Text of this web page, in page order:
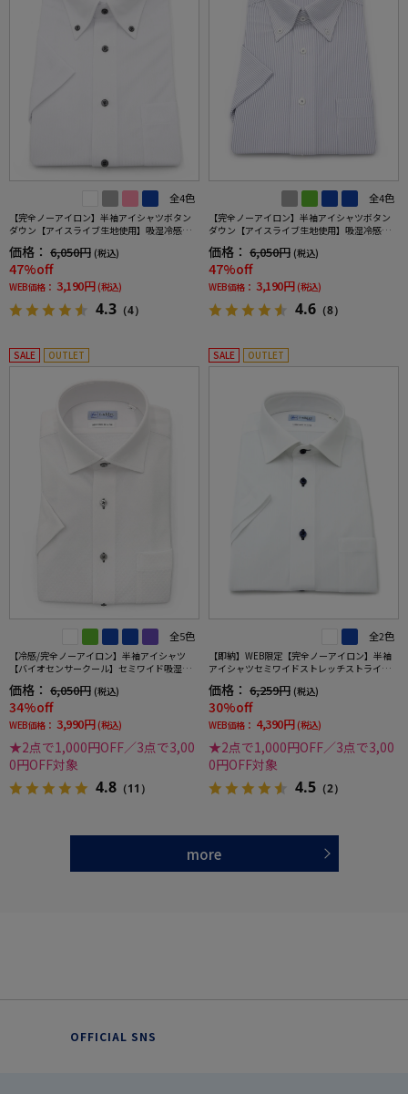
全4色
【完全ノーアイロン】半袖アイシャツボタン
ダウン【アイスライブ生地使用】吸湿冷感シ
価格： 6,050円 (税込)
47%off
WEB価格： 3,190円 (税込)
4.3 （4）
全4色
【完全ノーアイロン】半袖アイシャツボタン
ダウン【アイスライブ生地使用】吸湿冷感ス
価格： 6,050円 (税込)
47%off
WEB価格： 3,190円 (税込)
4.6 （8）
SALE OUTLET
全5色
【冷感/完全ノーアイロン】半袖アイシャツ
【バイオセンサークール】セミワイド吸湿冷
価格： 6,050円 (税込)
34%off
WEB価格： 3,990円 (税込)
★2点で1,000円OFF／3点で3,00
0円OFF対象
4.8 （11）
SALE OUTLET
全2色
【即納】WEB限定【完全ノーアイロン】半袖
アイシャツセミワイドストレッチストライプi-
価格： 6,259円 (税込)
30%off
WEB価格： 4,390円 (税込)
★2点で1,000円OFF／3点で3,00
0円OFF対象
4.5 （2）
more
OFFICIAL SNS